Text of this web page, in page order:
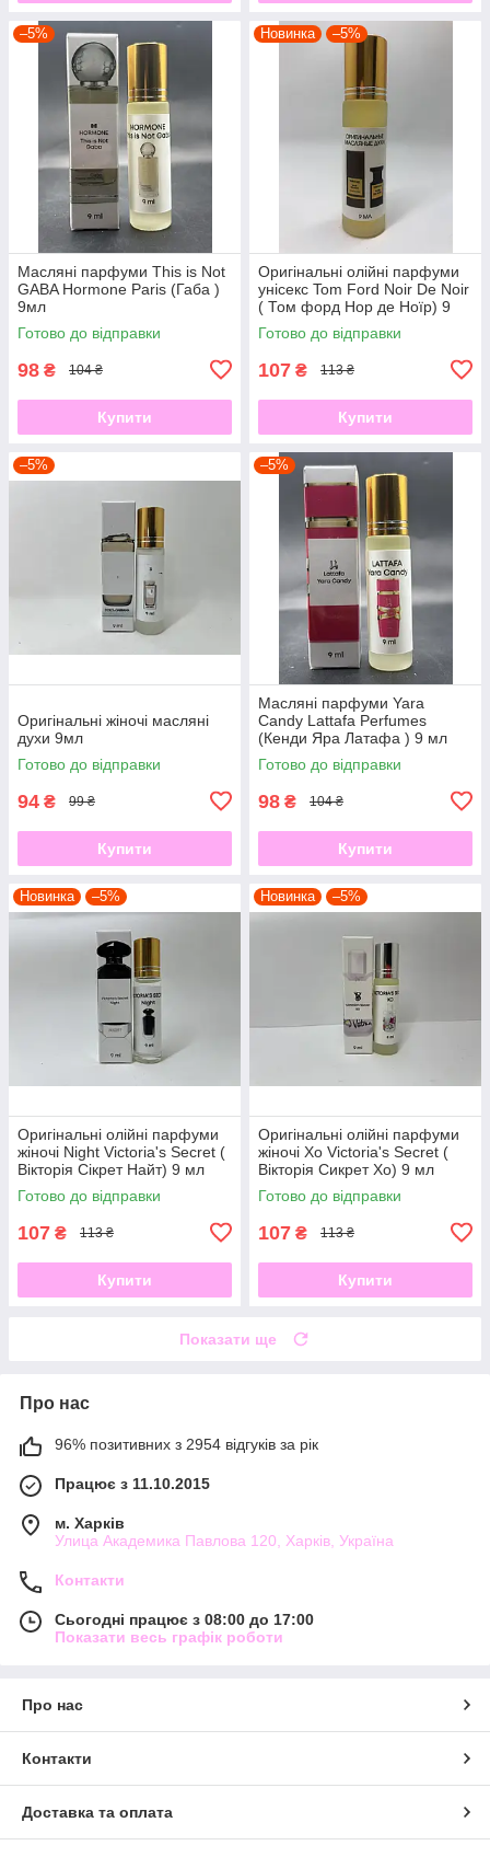
–5%
Масляні парфуми This is Not
GABA Hormone Paris (Габа )
9мл
Готово до відправки
98 ₴ 104 ₴
Купити
Новинка –5%
Оригінальні олійні парфуми
унісекс Tom Ford Noir De Noir
( Том форд Нор де Ноїр) 9
мл
Готово до відправки
107 ₴ 113 ₴
Купити
–5%
Оригінальні жіночі масляні
духи 9мл
Готово до відправки
94 ₴ 99 ₴
Купити
–5%
Масляні парфуми Yara
Candy Lattafa Perfumes
(Кенди Яра Латафа ) 9 мл
Готово до відправки
98 ₴ 104 ₴
Купити
Новинка –5%
Оригінальні олійні парфуми
жіночі Night Victoria's Secret (
Вікторія Сікрет Найт) 9 мл
Готово до відправки
107 ₴ 113 ₴
Купити
Новинка –5%
Оригінальні олійні парфуми
жіночі Xo Victoria's Secret (
Вікторія Сикрет Хо) 9 мл
Готово до відправки
107 ₴ 113 ₴
Купити
Показати ще
Про нас
96% позитивних з 2954 відгуків за рік
Працює з 11.10.2015
м. Харків
Улица Академика Павлова 120, Харків, Україна
Контакти
Сьогодні працює з 08:00 до 17:00
Показати весь графік роботи
Про нас
Контакти
Доставка та оплата